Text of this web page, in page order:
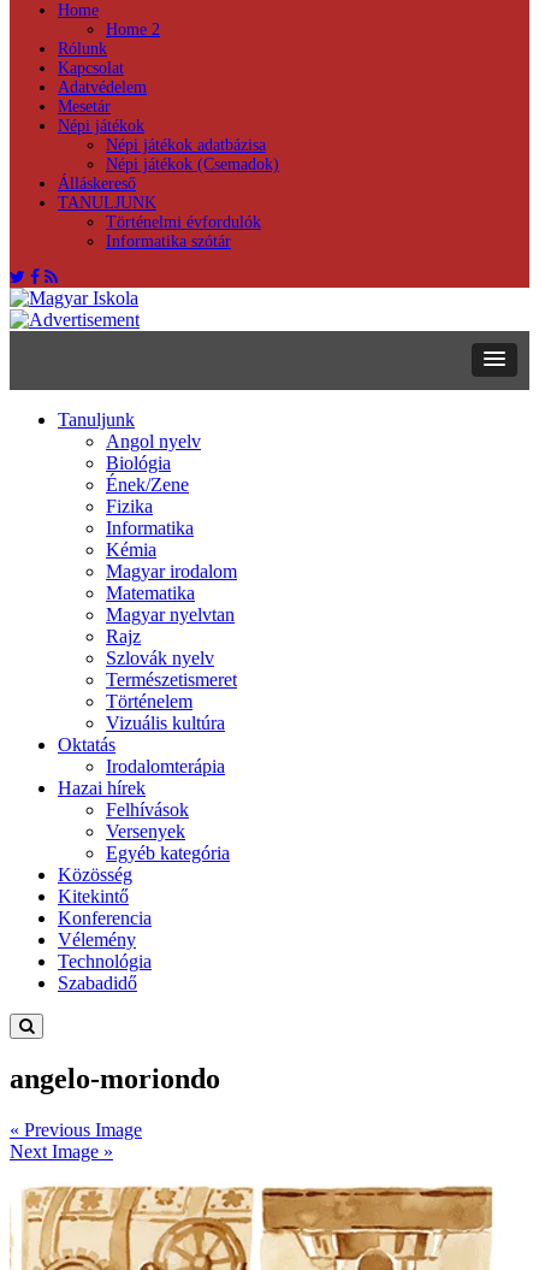
Home
Home 2
Rólunk
Kapcsolat
Adatvédelem
Mesetár
Népi játékok
Népi játékok adatbázisa
Népi játékok (Csemadok)
Álláskereső
TANULJUNK
Történelmi évfordulók
Informatika szótár
Tanuljunk
Angol nyelv
Biológia
Ének/Zene
Fizika
Informatika
Kémia
Magyar irodalom
Matematika
Magyar nyelvtan
Rajz
Szlovák nyelv
Természetismeret
Történelem
Vizuális kultúra
Oktatás
Irodalomterápia
Hazai hírek
Felhívások
Versenyek
Egyéb kategória
Közösség
Kitekintő
Konferencia
Vélemény
Technológia
Szabadidő
angelo-moriondo
« Previous Image
Next Image »